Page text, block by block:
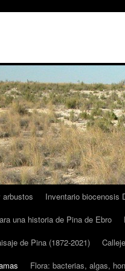
arbustos Inventario biocenosis
una historia de Pina de Ebro
de Pina (1872-2021)
Flora: bacterias, algas,